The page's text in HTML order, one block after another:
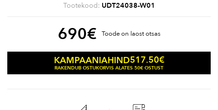
Tootekood: UDT24038-W01
690€ Toode on laost otsas
KAMPAANIAHIND517.50€
RAKENDUB OSTUKORVIS ALATES 50€ OSTUST